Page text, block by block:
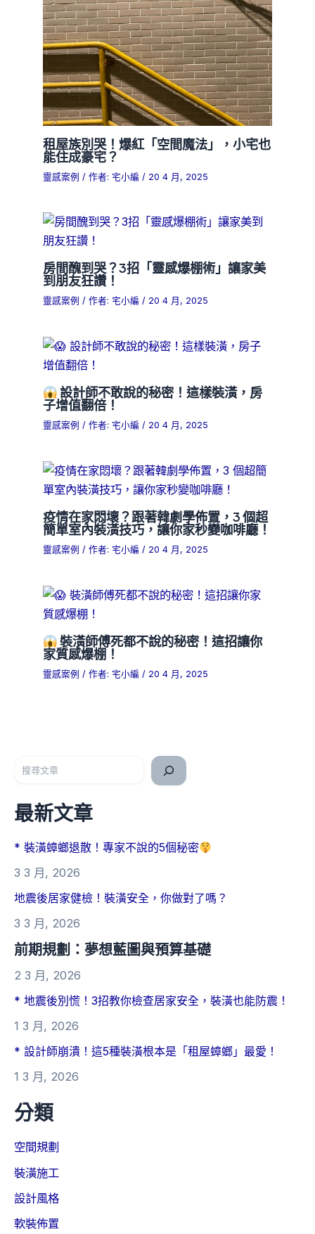
租屋族別哭！爆紅「空間魔法」，小宅也
能住成豪宅？
靈感案例 / 作者: 宅小編 / 20 4 月, 2025
房間醜到哭？3招「靈感爆棚術」讓家美
到朋友狂讚！
靈感案例 / 作者: 宅小編/ 20 4 月, 2025
設計師不敢說的秘密！這樣裝潢，房
子增值翻倍！
靈感案例 / 作者: 宅小編/ 20 4 月, 2025
疫情在家悶壞？跟著韓劇學佈置，3 個超
簡單室內裝潢技巧，讓你家秒變咖啡廳！
靈感案例 / 作者: 宅小編/ 20 4 月, 2025
裝潢師傅死都不說的秘密！這招讓你
家質感爆棚！
靈感案例 / 作者: 宅小編/ 20 4 月, 2025
最新文章
* 裝潢蟑螂退散！專家不說的5個秘密
3 3 月, 2026
地震後居家健檢！裝潢安全，你做對了嗎？
3 3 月, 2026
前期規劃：夢想藍圖與預算基礎
2 3 月, 2026
* 地震後別慌！3招教你檢查居家安全，裝潢也能防震！
1 3 月, 2026
* 設計師崩潰！這5種裝潢根本是「租屋蟑螂」最愛！
1 3 月, 2026
分類
空間規劃
裝潢施工
設計風格
軟裝佈置